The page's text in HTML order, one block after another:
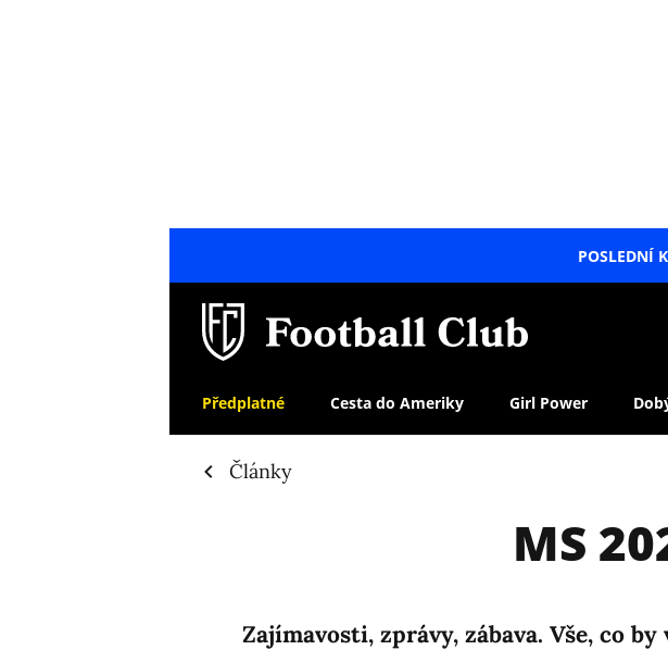
POSLEDNÍ
Předplatné Cesta do Ameriky Girl Power
Články
MS
Zajímavosti, zprávy, zábava. Vše, co